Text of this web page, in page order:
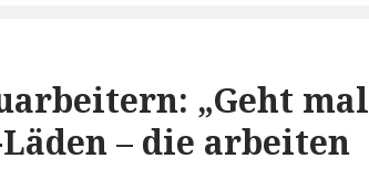
„Geht mal
– die arbeiten